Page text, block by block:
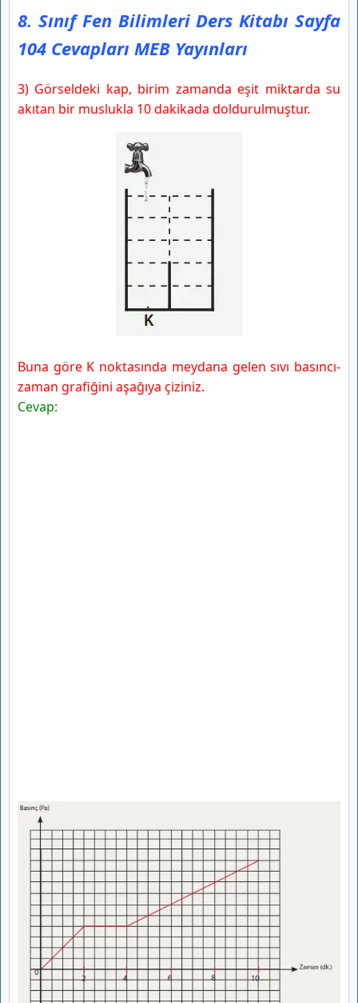
8. Sınıf Fen Bilimleri Ders Kitabı Sayfa
104 Cevapları MEB Yayınları
3) Görseldeki kap, birim zamanda eşit miktarda su
akıtan bir muslukla 10 dakikada doldurulmuştur.
Buna göre K noktasında meydana gelen sıvı basıncı-
zaman grafiğini aşağıya çiziniz.
Cevap: